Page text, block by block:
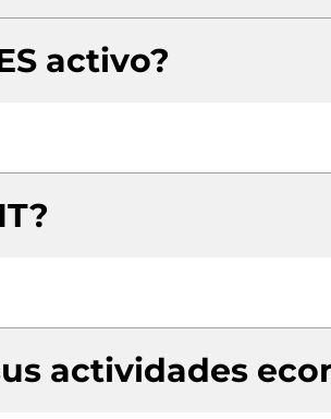
activo?
actividades